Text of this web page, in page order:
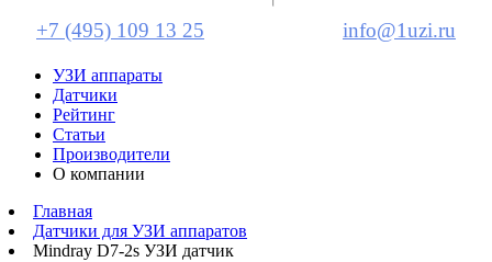
+7 (495) 109 13 25
info@1uzi.ru
УЗИ аппараты
Датчики
Рейтинг
Статьи
Производители
О компании
Главная
Датчики для УЗИ аппаратов
Mindray D7-2s УЗИ датчик